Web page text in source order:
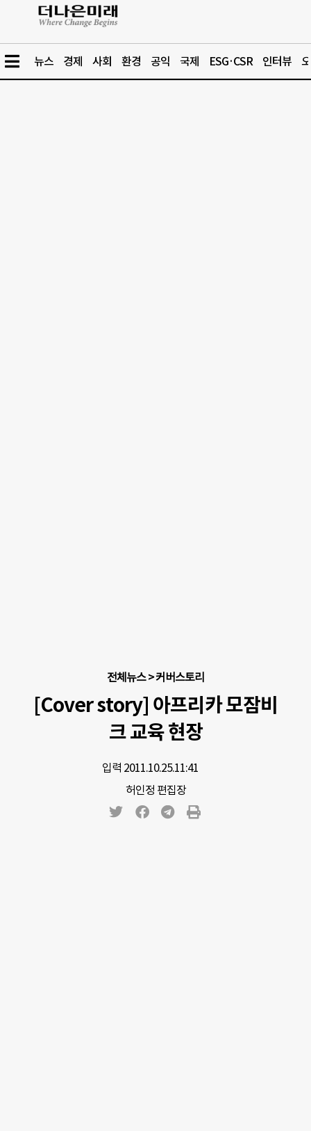
뉴스 경제 사회 환경 공익 국제 ESG·CSR 인터뷰
전체뉴스>커버스토리
[Cover story] 아프리카 모잠비
크 교육 현장
입력 2011.10.25.11:41
허인정 편집장